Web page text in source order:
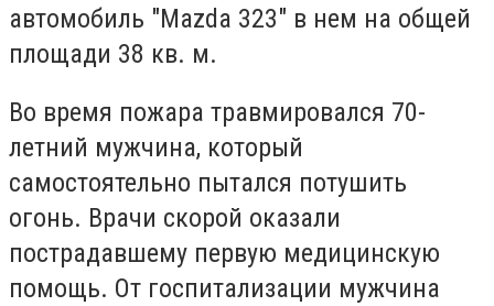
автомобиль "Mazda 323" в нем на общей
площади 38 кв. м.
Во время пожара травмировался 70-
летний мужчина, который
самостоятельно пытался потушить
огонь. Врачи скорой оказали
пострадавшему первую медицинскую
помощь. От госпитализации мужчина